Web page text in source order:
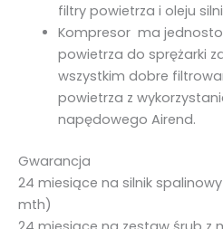
filtry powietrza i oleju
Kompresor ma
powietrza do sprężarki
wszystkim dobre
powietrza z
napędowego Airend.
Gwarancja
24 miesiące na silnik
mth)